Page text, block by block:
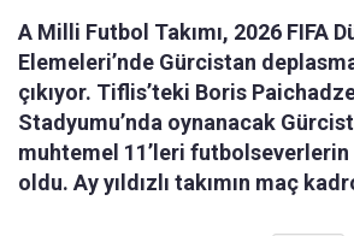
A Milli Futbol Takımı, 2026 FIFA
Elemeleri’nde Gürcistan
çıkıyor. Tiflis’teki Boris
Stadyumu’nda oynanacak
muhtemel 11’leri
oldu. Ay yıldızlı takımın maç